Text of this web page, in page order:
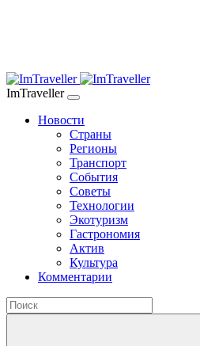
ImTraveller
Новости
Страны
Регионы
Транспорт
События
Советы
Технологии
Экотуризм
Гастрономия
Актив
Культура
Комментарии